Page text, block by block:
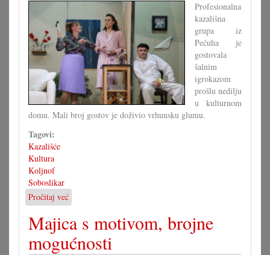
Profesionalna
kazališna
grupa iz
Pečuha je
gostovala
šalnim
igrokazom
prošlu nedilju
u kulturnom
domu. Mali broj gostov je doživio vrhunsku glumu.
Tagovi:
Kazališće
Kultura
Koljnof
Soboslikar
Pročitaj već
Igrokaz
»Soboslikar«
u
Koljnofu
Majica s motivom, brojne
mogućnosti